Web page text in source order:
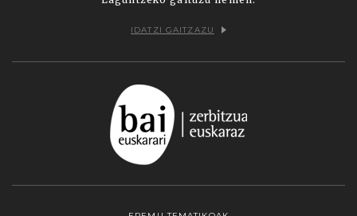
IDATZI GAITZAZU